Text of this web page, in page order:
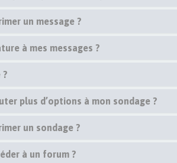
un message ?
à mes messages ?
?
plus d’options à mon sondage ?
un sondage ?
à un forum ?